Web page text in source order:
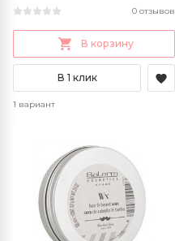
0 отзывов
В корзину
В 1 клик
1 вариант